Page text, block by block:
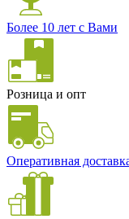
Более 10 лет с Вами
Розница и опт
Оперативная